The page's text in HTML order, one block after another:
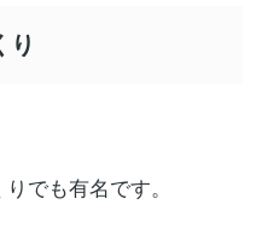
り
でも有名です。